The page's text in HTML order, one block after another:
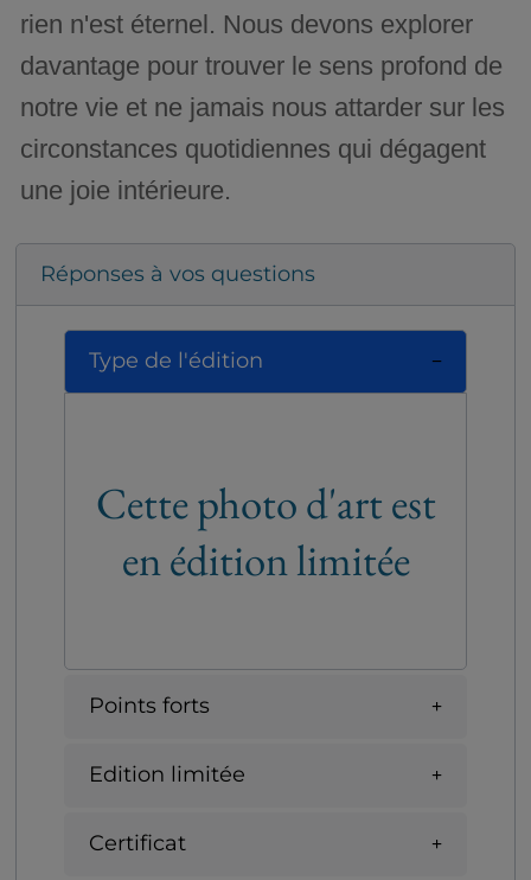
rien n'est éternel. Nous devons explorer
davantage pour trouver le sens profond de
notre vie et ne jamais nous attarder sur les
circonstances quotidiennes qui dégagent
une joie intérieure.
Réponses à vos questions
Type de l'édition
Cette photo d'art est
en édition limitée
Points forts
Edition limitée
Certificat